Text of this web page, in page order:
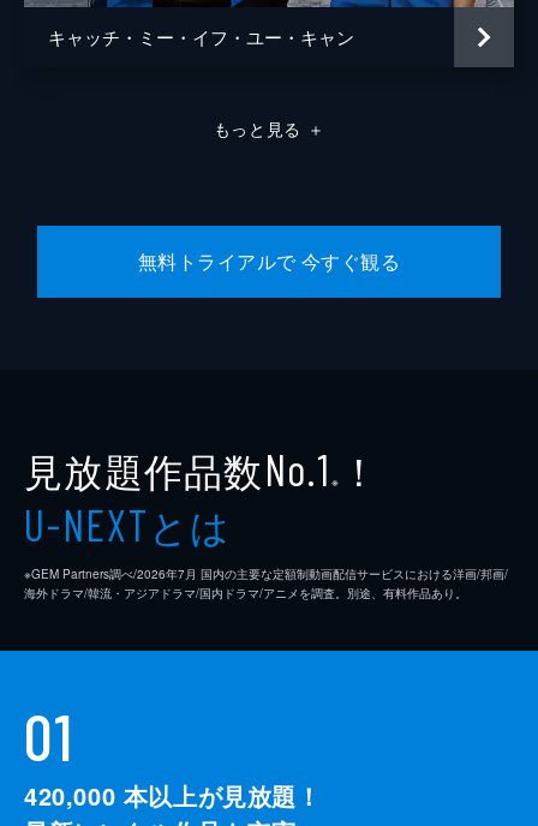
キャッチ・ミー・イフ・ユー・キャン
もっと見る ＋
無料トライアルで 今すぐ観る
見放題作品数No.1 ※ ！
U-NEXTとは
※GEM Partners調べ/2026年7⽉ 国内の主要な定額制動画配信サービスにおける洋画/邦画/
海外ドラマ/韓流・アジアドラマ/国内ドラマ/アニメを調査。別途、有料作品あり。
01
420,000 本以上が見放題！